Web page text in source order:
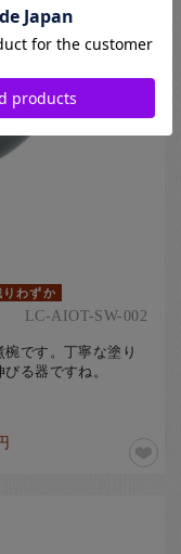
りわずか
LC-AIOT-SW-002
です。丁寧な塗り
る器ですね。